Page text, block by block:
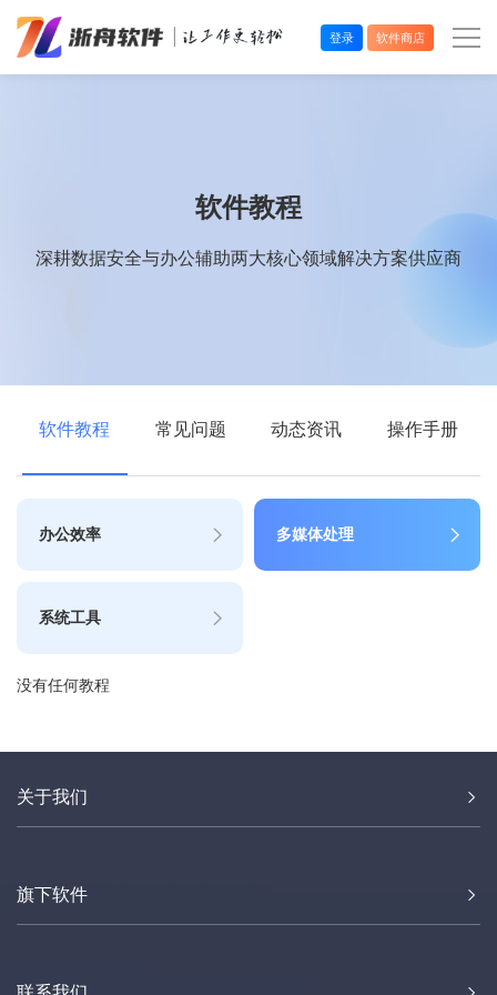
登录 软件商店
软件教程
深耕数据安全与办公辅助两大核心领域解决方案供应商
软件教程 常见问题 动态资讯 操作手册
办公效率 多媒体处理
系统工具
没有任何教程
关于我们
旗下软件